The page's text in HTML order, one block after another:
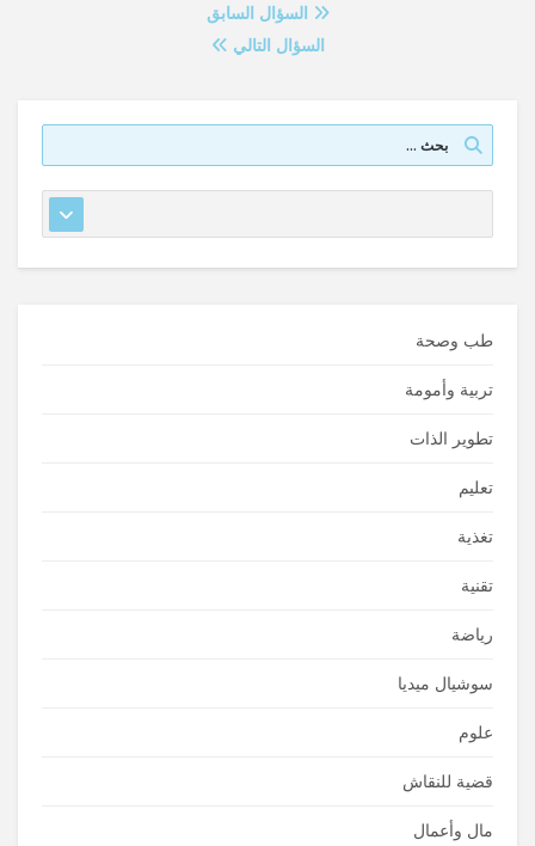
السؤال السابق
السؤال التالي
طب وصحة
تربية وأمومة
تطوير الذات
تعليم
تغذية
تقنية
رياضة
سوشيال ميديا
علوم
قضية للنقاش
مال وأعمال